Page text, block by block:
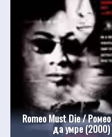
Romeo Must Die /
да умре (2000)